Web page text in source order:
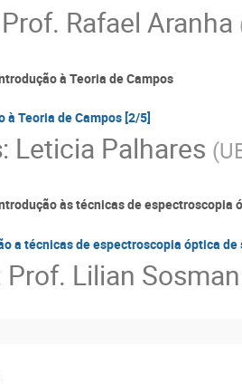
Prof. Rafael Aranha
à Teoria de Campos
à Teoria de Campos [2/5]
: Leticia Palhares (
às técnicas de
a técnicas de espectroscopia óptica
Prof. Lilian Sosman